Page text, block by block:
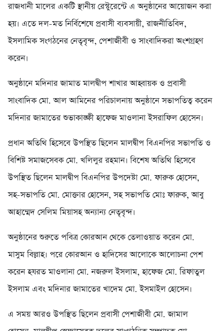
রাজধানী মালের একটি স্থানীয় রেস্টুরেন্টে এ অনুষ্ঠানের আয়োজন করা
হয়। এতে দল-মত নির্বিশেষে প্রবাসী ব্যবসায়ী, রাজনীতিবিদ,
ইসলামিক সংগঠনের নেতৃবৃন্দ, পেশাজীবী ও সাংবাদিকরা অংশগ্রহণ
করেন।
অনুষ্ঠানে মদিনার জামাত মালদ্বীপ শাখার আহ্বায়ক ও প্রবাসী
সাংবাদিক মো. আল আমিনের পরিচালনায় অনুষ্ঠানে সভাপতিত্ব করেন
মদিনার জামাতের শুভাকাঙ্ক্ষী হাফেজ মাওলানা ইসরাফিল হোসেন।
প্রধান অতিথি হিসেবে উপস্থিত ছিলেন মালদ্বীপ বিএনপির সভাপতি ও
বিশিষ্ট সমাজসেবক মো. খলিলুর রহমান। বিশেষ অতিথি হিসেবে
উপস্থিত ছিলেন মালদ্বীপ বিএনপির উপদেষ্টা মো. ফারুক হোসেন,
সহ-সভাপতি মো. মোক্তার হোসেন, সহ সভাপতি মোঃ ফারুক, আবু
আহাম্মেদ সেলিম মিয়াসহ অন্যান্য নেতৃবৃন্দ।
অনুষ্ঠানের শুরুতে পবিত্র কোরআন থেকে তেলাওয়াত করেন মো.
মাসুম বিল্লাহ। পরে কোরআন ও হাদিসের আলোকে আলোচনা পেশ
করেন হযরত মাওলানা মো. নজরুল ইসলাম, হাফেজ মো. রিফাতুল
ইসলাম এবং মদিনার জামাতের খাদেম মো. ইসমাইল হোসেন।
এ সময় আরও উপস্থিত ছিলেন প্রবাসী পেশাজীবী মো. জামাল